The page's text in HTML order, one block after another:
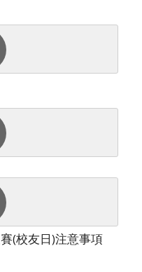
(校友日)注意事項